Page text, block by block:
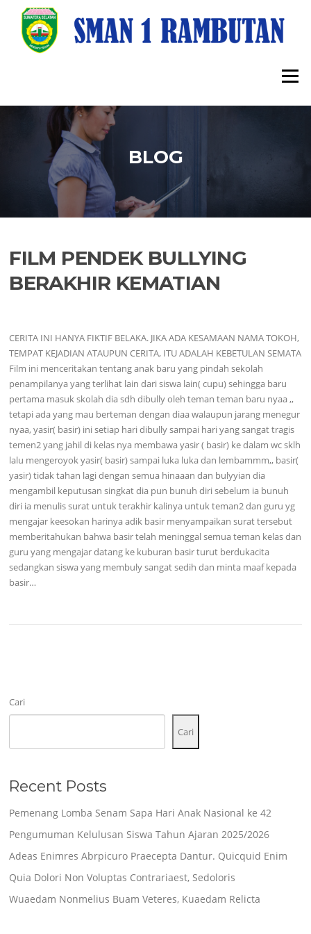
Lompat
konten
Menu
BLOG
FILM PENDEK BULLYING
BERAKHIR KEMATIAN
CERITA INI HANYA FIKTIF BELAKA. JIKA ADA KESAMAAN NAMA TOKOH,
TEMPAT KEJADIAN ATAUPUN CERITA, ITU ADALAH KEBETULAN SEMATA
Film ini menceritakan tentang anak baru yang pindah sekolah
penampilanya yang terlihat lain dari siswa lain( cupu) sehingga baru
pertama masuk skolah dia sdh dibully oleh teman teman baru nyaa ,,
tetapi ada yang mau berteman dengan diaa walaupun jarang menegur
nyaa, yasir( basir) ini setiap hari dibully sampai hari yang sangat tragis
temen2 yang jahil di kelas nya membawa yasir ( basir) ke dalam wc sklh
lalu mengeroyok yasir( basir) sampai luka luka dan lembammm,, basir(
yasir) tidak tahan lagi dengan semua hinaaan dan bulyyian dia
mengambil keputusan singkat dia pun bunuh diri sebelum ia bunuh
diri ia menulis surat untuk terakhir kalinya untuk teman2 dan guru yg
mengajar keesokan harinya adik basir menyampaikan surat tersebut
memberitahukan bahwa basir telah meninggal semua teman kelas dan
guru yang mengajar datang ke kuburan basir turut berdukacita
sedangkan siswa yang membuly sangat sedih dan minta maaf kepada
basir…
Cari
Cari
Recent Posts
Pemenang Lomba Senam Sapa Hari Anak Nasional ke 42
Pengumuman Kelulusan Siswa Tahun Ajaran 2025/2026
Adeas Enimres Abrpicuro Praecepta Dantur. Quicquid Enim
Quia Dolori Non Voluptas Contrariaest, Sedoloris
Wuaedam Nonmelius Buam Veteres, Kuaedam Relicta